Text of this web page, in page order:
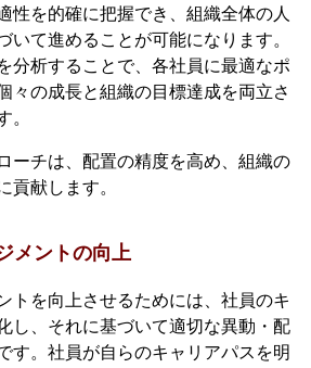
性を的確に把握でき、組織全体の人
いて進めることが可能になります。
分析することで、各社員に最適なポ
々の成長と組織の目標達成を両立さ
。
ーチは、配置の精度を高め、組織の
貢献します。
メントの向上
トを向上させるためには、社員のキ
し、それに基づいて適切な異動・配
す。社員が自らのキャリアパスを明